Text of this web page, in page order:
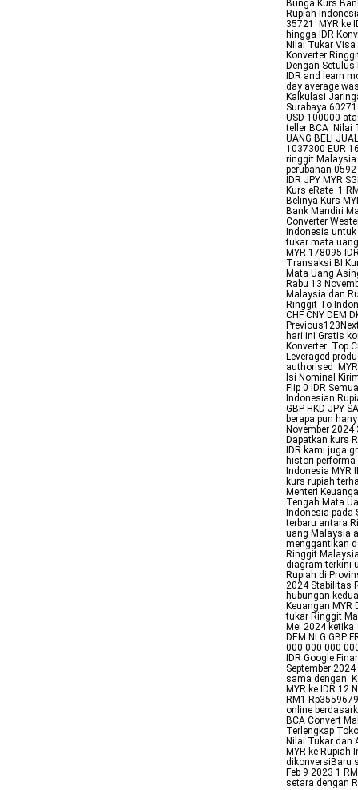
Bunga Kurs
Rupiah
35721 MYR ke
hingga IDR
Nilai Tukar
Konverter
Dengan
IDR and learn
day average
Kalkulasi
Surabaya
USD 100000
teller BCA Nilai
UANG BELI
1037300 EUR
ringgit Malaysia
perubahan
IDR JPY MYR
Kurs eRate 1
Belinya Kurs
Bank Mandiri
Converter
Indonesia
tukar mata
MYR 178095
Transaksi BI
Mata Uang
Rabu 13
Malaysia dan
Ringgit To
CHF CNY DEM
hari ini Gratis
Konverter Top
Leveraged
authorised
Isi Nominal
Flip 0 IDR
Indonesian
GBP HKD JPY
berapa pun
November
Dapatkan kurs
IDR kami juga
histori
Indonesia MYR
kurs rupiah
Menteri
Tengah Mata
Indonesia pada
terbaru antara
uang Malaysia
menggantikan
Ringgit
diagram terkini
Rupiah di
2024 Stabilitas
hubungan
Keuangan
tukar Ringgit
Mei 2024
DEM NLG GBP
000 000 000
IDR Google
September
sama dengan
MYR ke IDR
RM1
online
BCA Convert
Terlengkap
Nilai Tukar dan
MYR ke
dikonversiBaru
Feb 9 2023 1
setara dengan